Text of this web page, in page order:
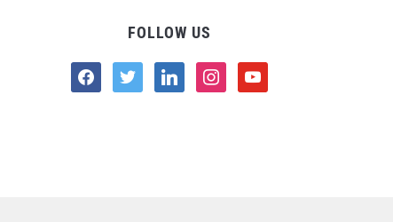
FOLLOW US
facebooktwitter linkedininstagramyoutube